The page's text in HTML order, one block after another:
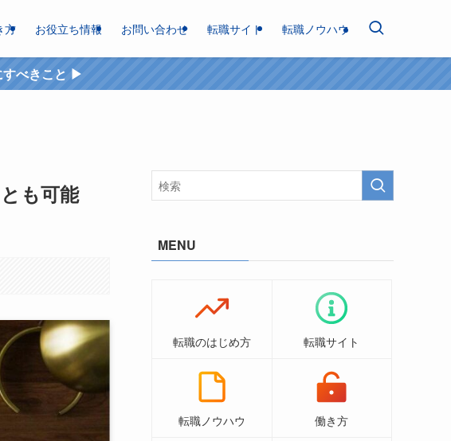
方 お役立ち情報 お問い合わせ 転職サイト 転職ノウハウ
すべきこと ▶︎
も可能
MENU
転職のはじめ方 転職サイト
転職ノウハウ 働き方